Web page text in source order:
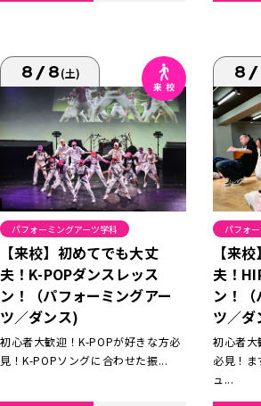
8/8(土)
パフォーミングアーツ学科
【来校】初めてでも大丈
夫！K-POPダンスレッス
ン！（パフォーミングアー
ツ／ダンス)
初心者大歓迎！K-POPが好きな方必
見！K-POPソングに合わせた振...
8/
パフォ
【来
夫！
ン！
ツ／
初心者大
必見！ま
ュ...